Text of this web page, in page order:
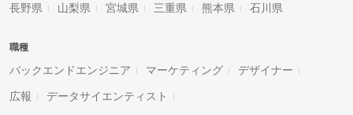
長野県 山梨県 宮城県 三重県 熊本県 石川県
職種
バックエンドエンジニア マーケティング デザイナー
広報 データサイエンティスト